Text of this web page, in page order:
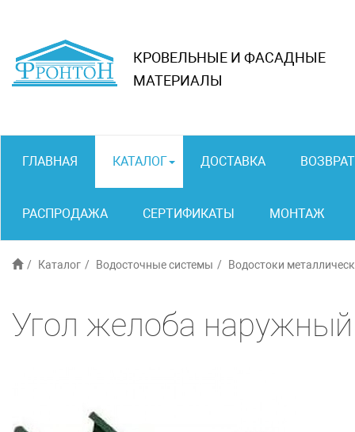
КРОВЕЛЬНЫЕ И ФАСАДНЫЕ
МАТЕРИАЛЫ
ГЛАВНАЯ КАТАЛОГ ДОСТАВКА ВОЗВРАТ
РАСПРОДАЖА СЕРТИФИКАТЫ МОНТАЖ
Каталог Водосточные системы Водостоки
Угол желоба